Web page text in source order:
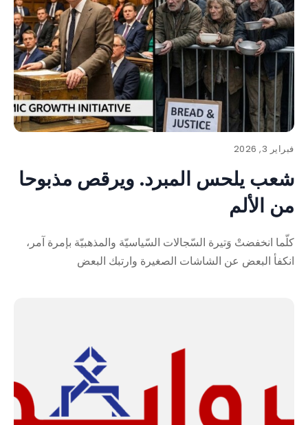
فبراير 3, 2026
شعب يلحس المبرد. ويرقص مذبوحا
من الألم
كلّما انخفضتْ وَتيرة السّجالات السّياسيّة والمذهبيّة بإمرة آمر،
انكفأ البعض عن الشاشات الصغيرة وارتبك البعض